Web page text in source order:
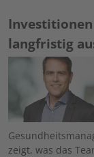
langfristig
zeigt, was das